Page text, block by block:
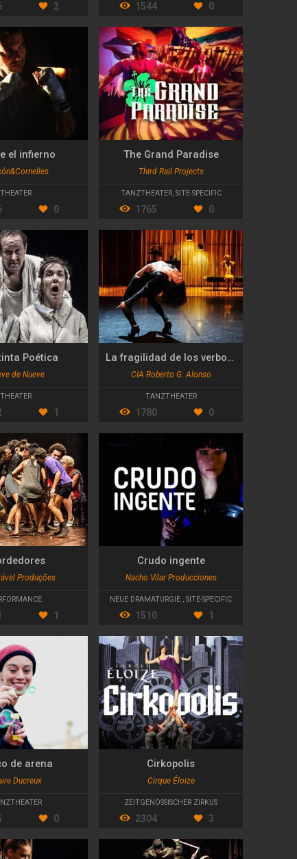
2 1544 0
el infierno
THEATER
0
The Grand Paradise
Third Rail Projects
TANZTHEATER, SITE-SPECIFIC
1765 0
Poética
de Nueve
THEATER
1
La fragilidad de los verbos transitivos
CIA Roberto G. Alonso
TANZTHEATER
1780 0
Produções
1
Crudo ingente
Nacho Vilar Producciones
NEUE DRAMATURGIE , SITE-SPECIFIC
1510 1
de arena
Ducreux
0
Cirkopolis
Cirque Éloize
ZEITGENÖSSISCHER ZIRKUS
2304 3